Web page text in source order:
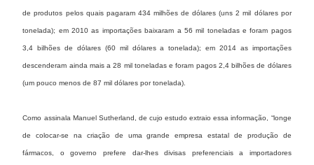
de produtos pelos quais pagaram 434 milhões de dólares (uns 2 mil dólares por
tonelada); em 2010 as importações baixaram a 56 mil toneladas e foram pagos
3,4 bilhões de dólares (60 mil dólares a tonelada); em 2014 as importações
descenderam ainda mais a 28 mil toneladas e foram pagos 2,4 bilhões de dólares
(um pouco menos de 87 mil dólares por tonelada).
Como assinala Manuel Sutherland, de cujo estudo extraio essa informação, “longe
de colocar-se na criação de uma grande empresa estatal de produção de
fármacos, o governo prefere dar-lhes divisas preferenciais a importadores